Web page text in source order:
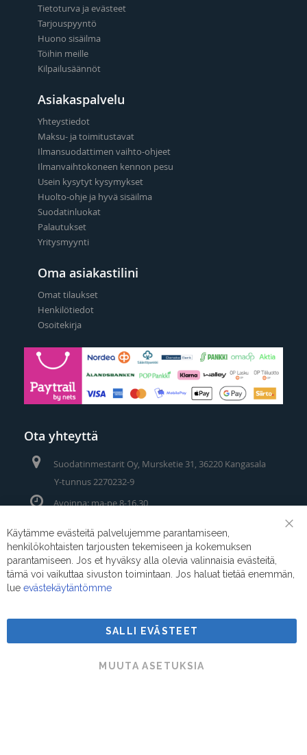
Tietoturva ja evästeet
Tarjouspyyntö
Huono sisäilma
Töihin meille
Kilpailusäännöt
Asiakaspalvelu
Yhteystiedot
Maksu- ja toimitustavat
Ilmansuodattimen vaihto-ohjeet
Ilmanvaihtokoneen kennon pesu
Usein kysytyt kysymykset
Huolto-ohje ja hyvä sisäilma
Suodatinluokat
Palautukset
Yritysmyynti
Oma asiakastilini
Omat tilaukset
Henkilötiedot
Osoitekirja
Ota yhteyttä
Suodatinmestarit Oy, Mursketie 31, 36220 Kangasala
Y-tunnus 2270232-9
Avoinna: ma-pe 8-16.30
Puhelin/Whatsapp:
Sähköposti:myynti@suodatinmestarit.fi
Suodatinmestarit © 2026
Käytämme evästeitä palvelujemme parantamiseen,
henkilökohtaisten tarjousten tekemiseen ja kokemuksen
parantamiseen. Jos et hyväksy alla olevia valinnaisia evästeitä,
tämä voi vaikuttaa sivuston toimintaan. Jos haluat tietää enemmän,
lue evästekäytäntömme
SALLI EVÄSTEET
MUUTA ASETUKSIA